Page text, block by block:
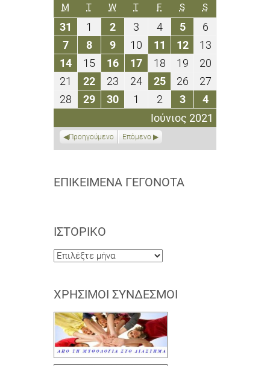
Ιούνιος 2021
M ΔΕΥΤΈΡΑ
TΤΡΊΤΗ
WΤΕΤΆΡΤΗ
TΠΈΜΠΤΗ
FΠΑΡΑΣΚΕΥΉ
SΣΆΒΒΑΤΟ
SΚΥΡΙΑΚΉ
31
Μαΐου
2021
1
Ιουνίου
2021
22
Ιουνίου
2021
3
Ιουνίου
2021
44
Ιουνίου
2021
55
Ιουνίου
2021
66
Ιουνίου
2021
77
Ιουνίου
2021
88
Ιουνίου
2021
99
Ιουνίου
2021
10
Ιουνίου
2021
11
Ιουνίου
2021
1212
Ιουνίου
2021
1313
2021
1414
Ιουνίου
2021
1515
Ιουνίου
2021
1616
Ιουνίου
2021
1717
Ιουνίου
2021
1818
Ιουνίου
2021
1919
Ιουνίου
2021
2020
Ιουνίου
2021
21
Ιουνίου
2021
2222
Ιουνίου
2021
23
Ιουνίου
2021
2424
Ιουνίου
2021
2525
Ιουνίου
2021
2626
Ιουνίου
2021
2727
Ιουνίου
2021
28
Ιουνίου
2929
Ιουνίου
3030
Ιουνίου
1
Ιουλίου
2021
22
Ιουλίου
2021
33
Ιουλίου
2021
44
Ιουλίου
2021
Προηγούμενο Επόμενο
ΕΠΙΚΕΊΜΕΝΑ ΓΕΓΟΝΌΤΑ
ΙΣΤΟΡΙΚΌ
Ιστορικό
ΧΡΉΣΙΜΟΙ ΣΎΝΔΕΣΜΟΙ